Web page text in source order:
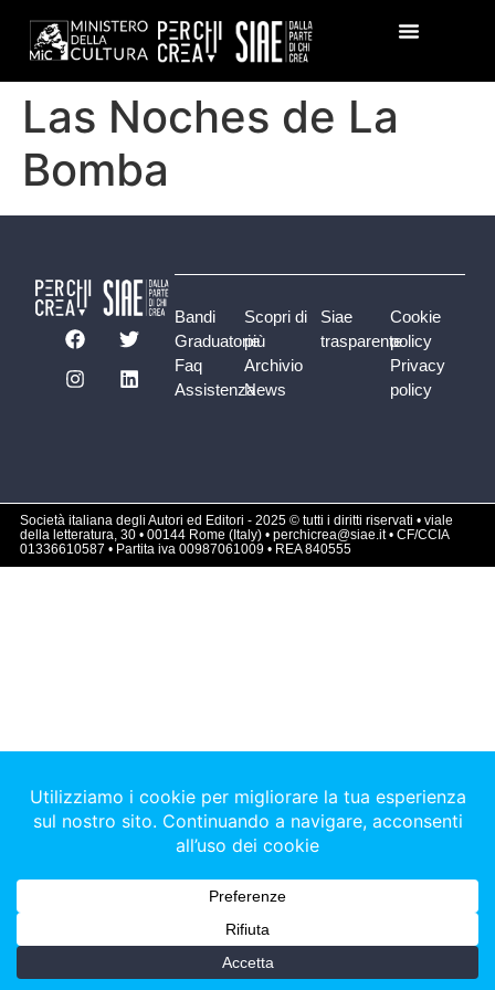
Las Noches de La
Bomba
Bandi
Graduatorie
Faq
Assistenza
Scopri di
più
Archivio
News
Siae
trasparente
Cookie
policy
Privacy
policy
Società italiana degli Autori ed Editori - 2025 © tutti i diritti riservati • viale
della letteratura, 30 • 00144 Rome (Italy) • perchicrea@siae.it • CF/CCIA
01336610587 • Partita iva 00987061009 • REA 840555